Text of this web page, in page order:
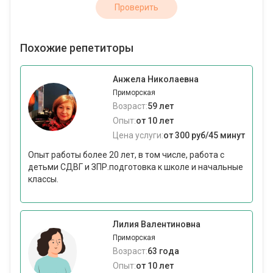
Проверить
Похожие репетиторы
Анжела Николаевна
Приморская
Возраст:59 лет
Опыт:от 10 лет
Цена услуги:от 300 руб/45 минут
Опыт работы более 20 лет, в том числе, работа с
детьми СДВГ и ЗПР.подготовка к школе и начальные
классы.
Лилия Валентиновна
Приморская
Возраст:63 года
Опыт:от 10 лет